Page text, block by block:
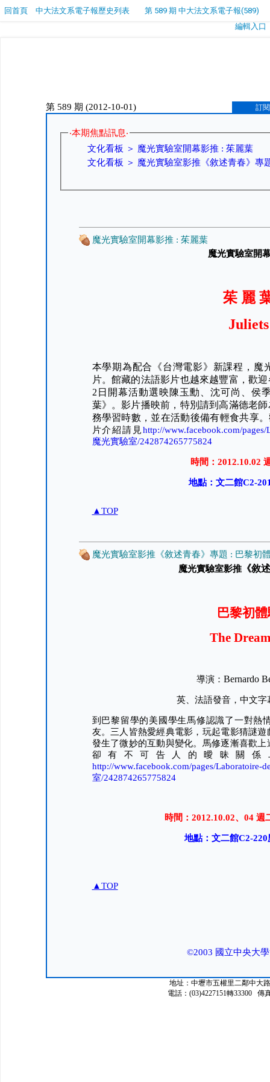
回首頁 中大法文系電子報歷史列表
第 589 期 中大法文系電子報(589)
編輯入口